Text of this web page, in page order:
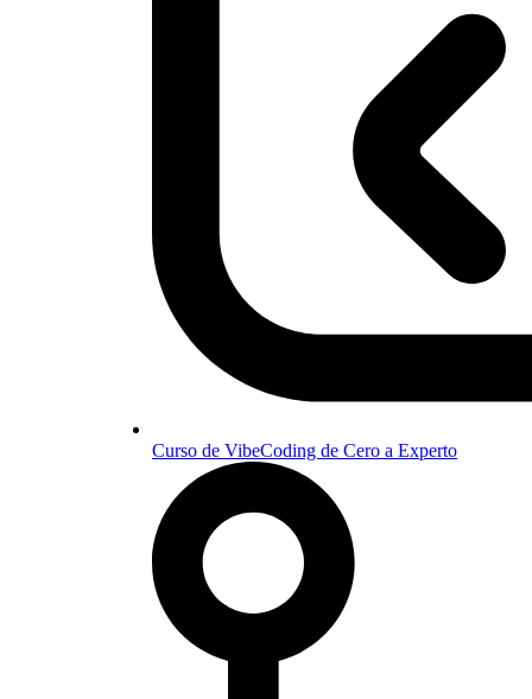
Curso de VibeCoding de Cero a Experto